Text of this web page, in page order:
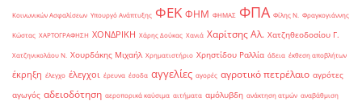
Κοινωνικών Ασφαλίσεων Υπουργό Ανάπτυξης ΦΕΚ ΦΗΜ ΦΗΜΑΣ ΦΠΑ Φίλης Ν. Φραγκογιάννης
Κώστας ΧΑΡΤΟΓΡΑΦΗΣΗ ΧΟΝΔΡΙΚΗ Χάρης Δούκας Χανιά Χαρίτσης Αλ. Χατζηθεοδοσίου Γ.
Χατζηνικολάου Ν. Χουρδάκης Μιχαήλ Χρηματιστήριο Χρηστίδου Ραλλία άδεια έκθεση αποβλήτων
έκρηξη έλεγχο έλεγχοι έρευνα έσοδα αγγελίες αγορές αγροτικό πετρέλαιο αγρότες
αγωγός αδειοδότηση αεροπορικά καύσιμα αιτήματα αμόλυβδη ανάκτηση ατμών αναβάθμιση